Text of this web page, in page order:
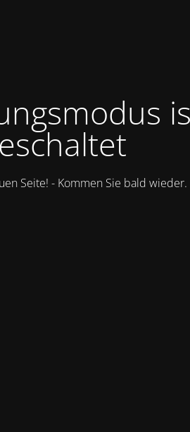
Seite! - Kommen Sie bald wieder.